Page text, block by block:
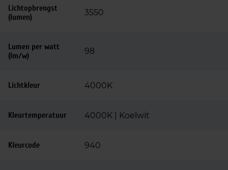
Lichtopbrengst
(lumen)
3550
Lumen per watt
(lm/w)
98
Lichtkleur 4000K
Kleurtemperatuur 4000K | Koelwit
Kleurcode 940